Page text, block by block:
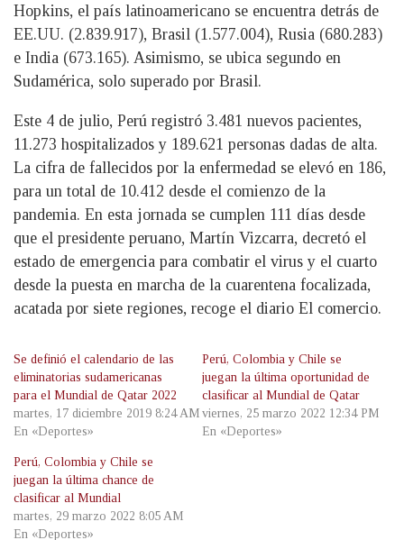
Hopkins, el país latinoamericano se encuentra detrás de
EE.UU. (2.839.917), Brasil (1.577.004), Rusia (680.283)
e India (673.165). Asimismo, se ubica segundo en
Sudamérica, solo superado por Brasil.
Este 4 de julio, Perú registró 3.481 nuevos pacientes,
11.273 hospitalizados y 189.621 personas dadas de alta.
La cifra de fallecidos por la enfermedad se elevó en 186,
para un total de 10.412 desde el comienzo de la
pandemia. En esta jornada se cumplen 111 días desde
que el presidente peruano, Martín Vizcarra, decretó el
estado de emergencia para combatir el virus y el cuarto
desde la puesta en marcha de la cuarentena focalizada,
acatada por siete regiones, recoge el diario El comercio.
Se definió el calendario de las
eliminatorias sudamericanas
para el Mundial de Qatar 2022
martes, 17 diciembre 2019 8:24 AM
En «Deportes»
Perú, Colombia y Chile se
juegan la última oportunidad de
clasificar al Mundial de Qatar
viernes, 25 marzo 2022 12:34 PM
En «Deportes»
Perú, Colombia y Chile se
juegan la última chance de
clasificar al Mundial
martes, 29 marzo 2022 8:05 AM
En «Deportes»